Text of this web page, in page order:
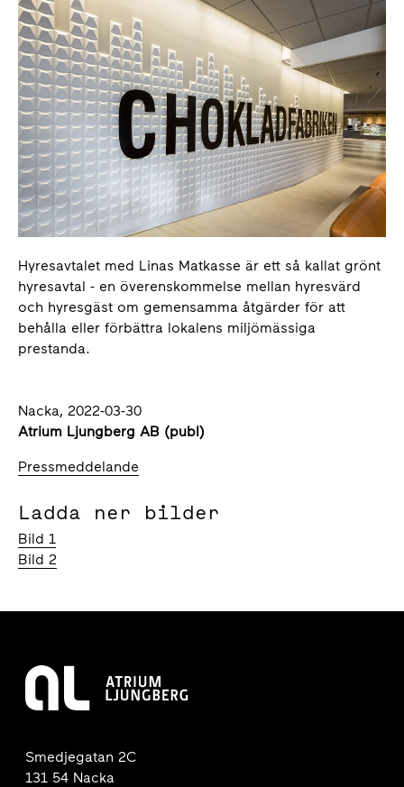
Hyresavtalet med Linas Matkasse är ett så kallat grönt
hyresavtal - en överenskommelse mellan hyresvärd
och hyresgäst om gemensamma åtgärder för att
behålla eller förbättra lokalens miljömässiga
prestanda.
Nacka, 2022-03-30
Atrium Ljungberg AB (publ)
Pressmeddelande
Ladda ner bilder
Bild 1
Bild 2
Smedjegatan 2C
131 54 Nacka